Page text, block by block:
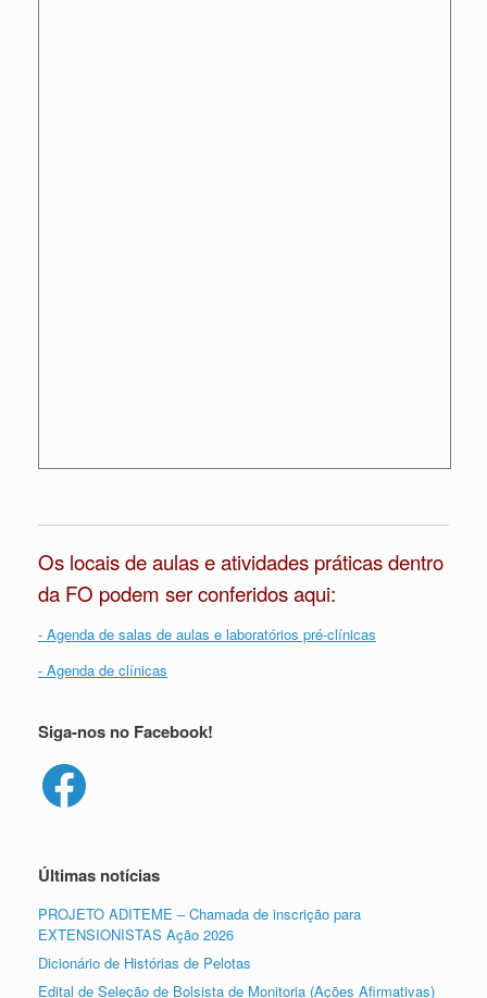
Os locais de aulas e atividades práticas dentro
da FO podem ser conferidos aqui:
- Agenda de salas de aulas e laboratórios pré-clínicas
- Agenda de clínicas
Siga-nos no Facebook!
Facebook
Últimas notícias
PROJETO ADITEME – Chamada de inscrição para
EXTENSIONISTAS Ação 2026
Dicionário de Histórias de Pelotas
Edital de Seleção de Bolsista de Monitoria (Ações Afirmativas)